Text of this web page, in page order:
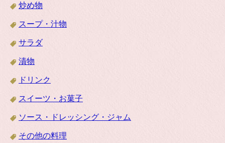
炒め物
スープ・汁物
サラダ
漬物
ドリンク
スイーツ・お菓子
ソース・ドレッシング・ジャム
その他の料理